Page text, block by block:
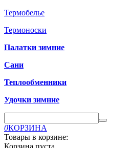
Термобелье
Термоноски
Палатки зимние
Сани
Теплообменники
Удочки зимние
0КОРЗИНА
Товары в корзине:
Корзина пуста